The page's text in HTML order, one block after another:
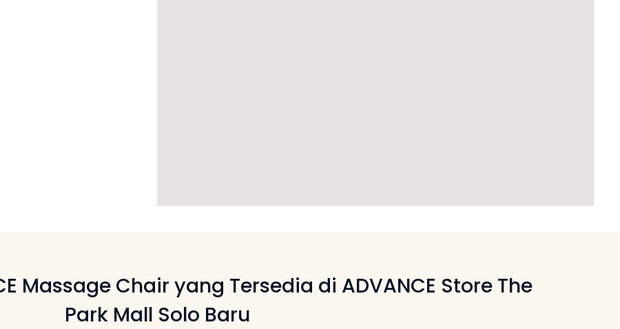
Massage Chair yang Tersedia di ADVANCE Store The
Park Mall Solo Baru